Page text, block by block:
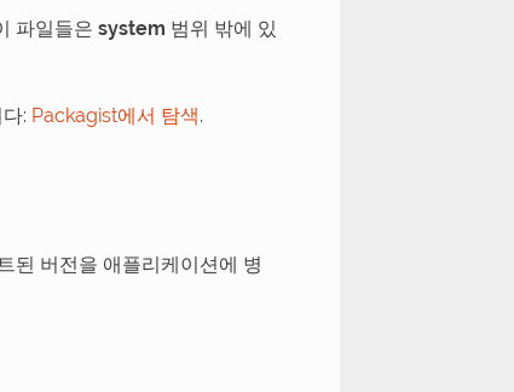
파일들은 system 범위 밖에 있
: Packagist에서 탐색.
된 버전을 애플리케이션에 병